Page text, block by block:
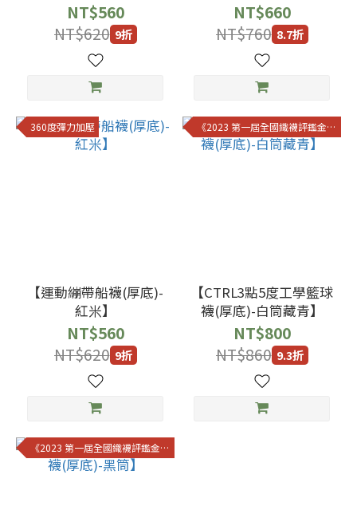
NT$560
NT$620 9折
NT$660
NT$760 8.7折
360度彈力加壓
【運動繃帶船襪(厚底)-
紅米】
NT$560
NT$620 9折
《2023 第一屆全國織襪評鑑金獎》
【CTRL3點5度工學籃球
襪(厚底)-白筒藏青】
NT$800
NT$860 9.3折
《2023 第一屆全國織襪評鑑金獎》